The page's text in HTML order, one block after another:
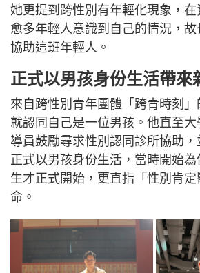
她更提到跨性別有年輕化現象，
愈多年輕人意識到自己的情況，
協助這班年輕人。
正式以男孩身份生活帶來
來自跨性別青年團體「跨青時刻
就認同自己是一位男孩。他直至
導員鼓勵尋求性別認同診所協助
正式以男孩身份生活，當時開始
生才正式開始，更直指「性別肯
命。